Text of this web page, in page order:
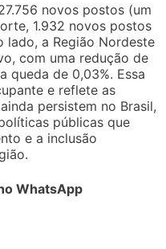
novos postos (um
1.932 novos postos
lado, a Região Nordeste
com uma redução de
queda de 0,03%. Essa
e reflete as
persistem no Brasil,
públicas que
e a inclusão
WhatsApp